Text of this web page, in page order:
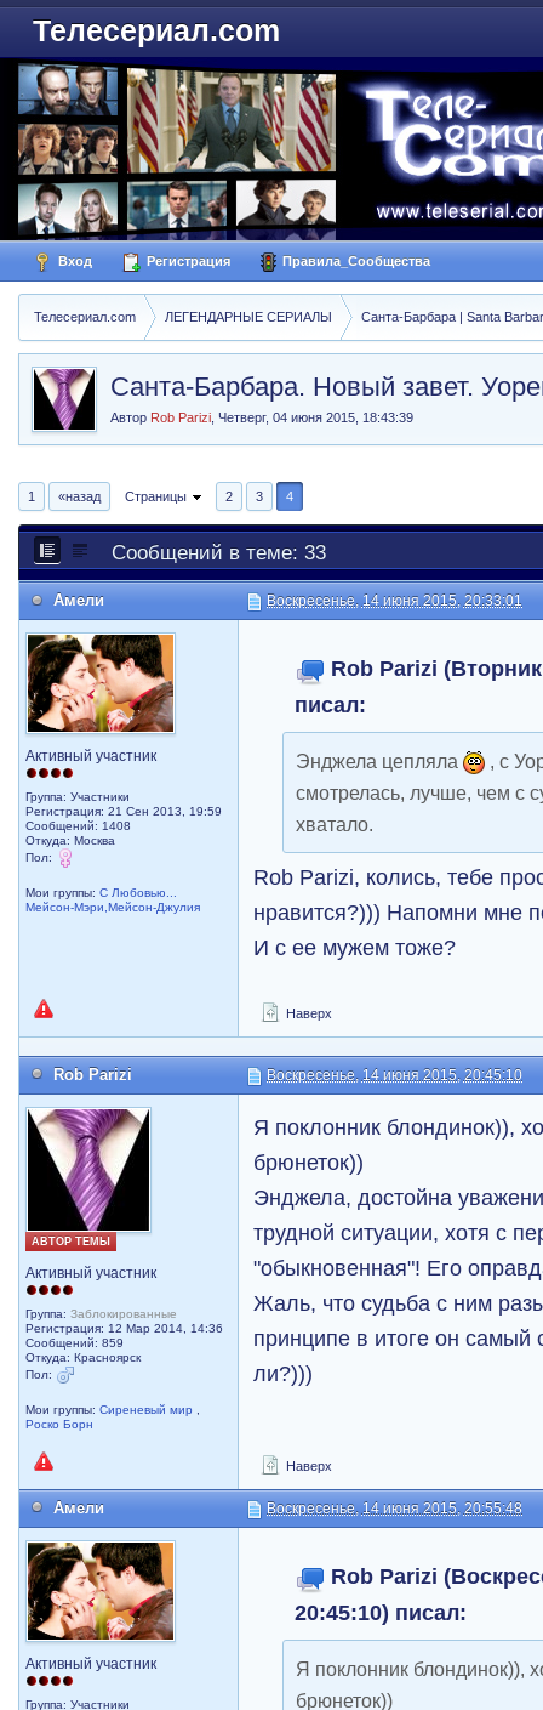
Телесериал.com
Вход Регистрация Правила_Сообщества
Телесериал.com ЛЕГЕНДАРНЫЕ СЕРИАЛЫ Санта-Барбара | Santa
Санта-Барбара. Новый завет.
Автор Rob Parizi ,Четверг, 04 июня 2015, 18:43:39
1 «назад Страницы 2 3 4
Сообщений в теме: 33
Амели Воскресенье, 14 июня 2015, 20:33:01
Активный участник
Группа: Участники
Регистрация: 21 Сен 2013, 19:59
Сообщений: 1408
Откуда: Москва
Пол:
Мои группы:С Любовью...
Мейсон-Мэри,Мейсон-Джулия
Rob Parizi
писал:
Энджела цепляла
, с
смотрелась, лучше, чем с
хватало.
Rob Parizi, колись, тебе
нравится?))) Напомни мне
И с ее мужем тоже?
Наверх
Rob Parizi Воскресенье, 14 июня 2015, 20:45:10
АВТОР ТЕМЫ
Активный участник
Группа:Заблокированные
Регистрация: 12 Мар 2014, 14:36
Сообщений: 859
Откуда: Красноярск
Пол:
Мои группы:Сиреневый мир
Роско Борн
Я поклонник блондинок)),
брюнеток))
Энджела, достойна
трудной ситуации, хотя с
"обыкновенная"! Его
Жаль, что судьба с ним
принципе в итоге он самый
ли?)))
Наверх
Амели Воскресенье, 14 июня 2015, 20:55:48
Активный участник
Группа: Участники
Rob Parizi
20:45:10) писал:
Я поклонник блондинок)),
брюнеток))